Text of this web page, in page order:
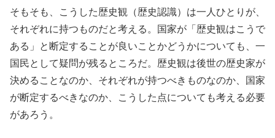
そもそも、こうした歴史観（歴史認識）は一人ひとりが、
それぞれに持つものだと考える。国家が「歴史観はこうで
ある」と断定することが良いことかどうかについても、一
国民として疑問が残るところだ。歴史観は後世の歴史家が
決めることなのか、それぞれが持つべきものなのか、国家
が断定するべきなのか、こうした点についても考える必要
があろう。